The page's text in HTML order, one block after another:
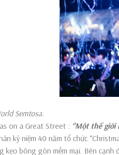
Semtosa.
on a Great Street : ‘’Một thế
kỷ niệm 40 năm tổ chức
kẹo bông gòn mềm mại. Bên